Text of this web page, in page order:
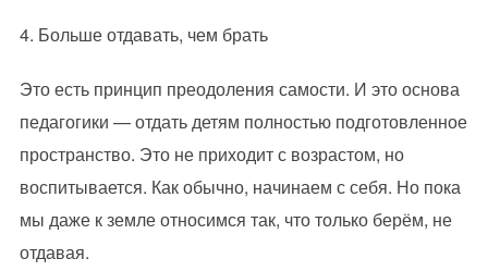
4. Больше отдавать, чем брать
Это есть принцип преодоления самости. И это основа
педагогики — отдать детям полностью подготовленное
пространство. Это не приходит с возрастом, но
воспитывается. Как обычно, начинаем с себя. Но пока
мы даже к земле относимся так, что только берём, не
отдавая.